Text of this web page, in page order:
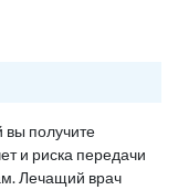
вы получите
и риска передачи
Лечащий врач